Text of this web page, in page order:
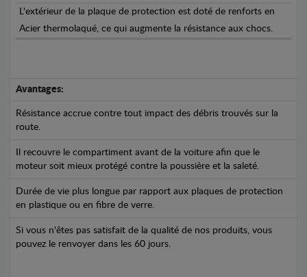
L'extérieur de la plaque de protection est doté de renforts en
Acier thermolaqué, ce qui augmente la résistance aux chocs.
Avantages:
Résistance accrue contre tout impact des débris trouvés sur la
route.
Il recouvre le compartiment avant de la voiture afin que le
moteur soit mieux protégé contre la poussière et la saleté.
Durée de vie plus longue par rapport aux plaques de protection
en plastique ou en fibre de verre.
Si vous n'êtes pas satisfait de la qualité de nos produits, vous
pouvez le renvoyer dans les 60 jours.